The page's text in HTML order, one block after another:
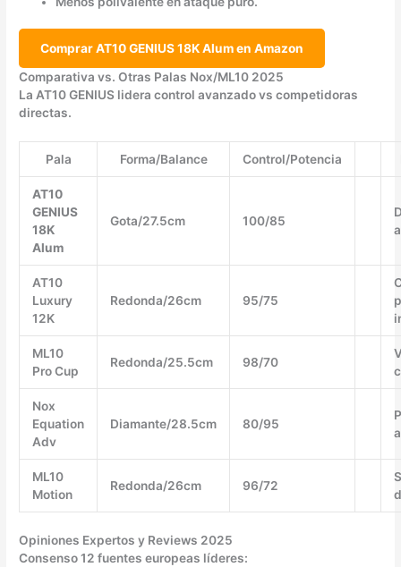
Comprar AT10 GENIUS 18K Alum en Amazon
Comparativa vs. Otras Palas Nox/ML10 2025
La AT10 GENIUS lidera control avanzado vs competidoras
directas.
Pala Forma/Balance Control/Potencia
AT10
GENIUS
18K
Alum
Gota/27.5cm 100/85
AT10
Luxury
12K
Redonda/26cm 95/75
ML10
Pro Cup
Redonda/25.5cm 98/70
Nox
Equation
Adv
Diamante/28.5cm 80/95
ML10
Motion
Redonda/26cm 96/72
Opiniones Expertos y Reviews 2025
Consenso 12 fuentes europeas líderes: